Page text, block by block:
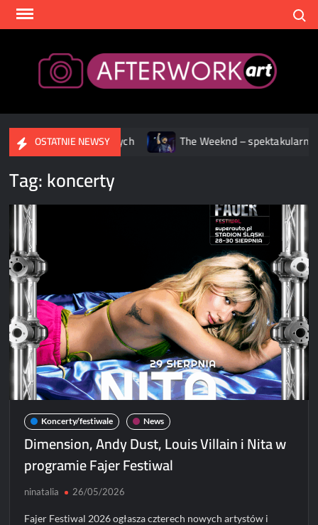
Skip
OSTATNIE NEWSY The Weeknd – spektakularne widowisko
Tag:koncerty
Koncerty/festiwale News
Dimension, Andy Dust, Louis Villain i Nita w
programie Fajer Festiwal
ninatalia 26/05/2026
Fajer Festiwal 2026 ogłasza czterech nowych artystów i